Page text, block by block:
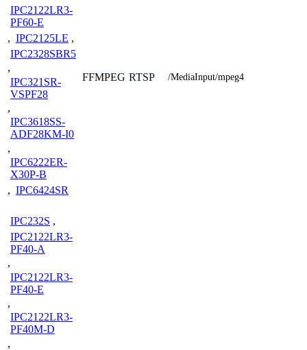
IPC2122LR3-
PF60-E
, IPC2125LE ,
IPC2328SBR5
,
IPC321SR-
VSPF28
,
IPC3618SS-
ADF28KM-I0
,
IPC6222ER-
X30P-B
, IPC6424SR
FFMPEG RTSP /MediaInput/mpeg4
IPC232S ,
IPC2122LR3-
PF40-A
,
IPC2122LR3-
PF40-E
,
IPC2122LR3-
PF40M-D
,